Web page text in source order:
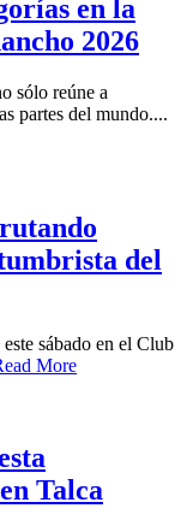
en la
2026
sólo reúne a
partes del mundo....
del
sábado en el Club
More
Talca